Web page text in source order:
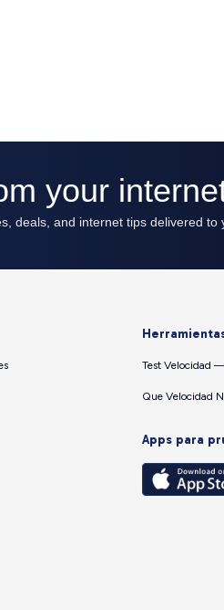
Test Velocidad
Que Velocidad
Apps para